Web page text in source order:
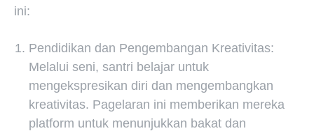
ini:
Pendidikan dan Pengembangan Kreativitas:
Melalui seni, santri belajar untuk
mengekspresikan diri dan mengembangkan
kreativitas. Pagelaran ini memberikan mereka
platform untuk menunjukkan bakat dan